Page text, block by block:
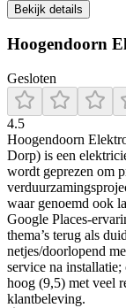
Bekijk details
Hoogendoorn
Gesloten
4.5
Hoogendoorn
Dorp) is een
wordt geprezen om
waar genoemd ook
Google Places-
thema’s terug als
netjes/doorlopend
service na
hoog (9,5) met veel
klantbeleving.